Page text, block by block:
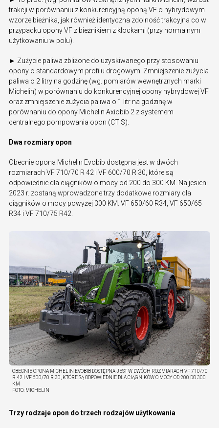
trakcji w porównaniu z konkurencyjną oponą VF o hybrydowym
wzorze bieżnika, jak również identyczna zdolność trakcyjna co w
przypadku opony VF z bieżnikiem z klockami (przy normalnym
użytkowaniu w polu).
► Zużycie paliwa zbliżone do uzyskiwanego przy stosowaniu
opony o standardowym profilu drogowym. Zmniejszenie zużycia
paliwa o 2 litry na godzinę (wg. pomiarów wewnętrznych marki
Michelin) w porównaniu do konkurencyjnej opony hybrydowej VF
oraz zmniejszenie zużycia paliwa o 1 litr na godzinę w
porównaniu do opony Michelin Axiobib 2 z systemem
centralnego pompowania opon (CTIS).
Dwa rozmiary opon
Obecnie opona Michelin Evobib dostępna jest w dwóch
rozmiarach VF 710/70 R 42 i VF 600/70 R 30, które są
odpowiednie dla ciągników o mocy od 200 do 300 KM. Na jesieni
2023 r. zostaną wprowadzone trzy dodatkowe rozmiary dla
ciągników o mocy powyżej 300 KM: VF 650/60 R34, VF 650/65
R34 i VF 710/75 R42.
OBECNIE OPONA MICHELIN EVOBIB DOSTĘPNA JEST W DWÓCH ROZMIARACH VF 710/70
R 42 I VF 600/70 R 30, KTÓRE SĄ ODPOWIEDNIE DLA CIĄGNIKÓW O MOCY OD 200 DO 300
KM
FOTO: MICHELIN
Trzy rodzaje opon do trzech rodzajów użytkowania